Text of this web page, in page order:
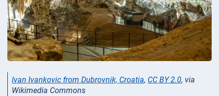
Ivan Ivankovic from Dubrovnik, Croatia, CC BY 2.0, via
Wikimedia Commons